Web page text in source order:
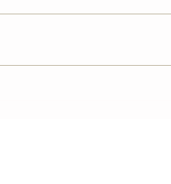
レイジーヒ